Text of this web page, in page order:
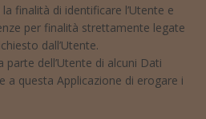
finalità di identificare l’Utente e
per finalità strettamente legate
dall’Utente.
dell’Utente di alcuni Dati
a questa Applicazione di erogare i